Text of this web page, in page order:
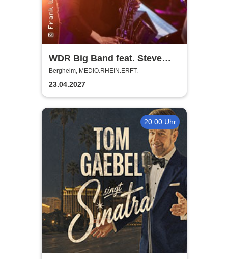
WDR Big Band feat. Steve
Gadd - Master of Groove
Bergheim, MEDIO.RHEIN.ERFT.
23.04.2027
20:00 Uhr